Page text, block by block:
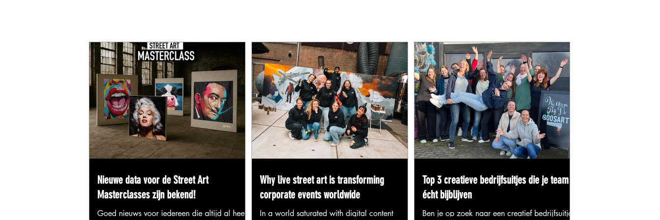
Nieuwe data voor de Street Art
Masterclasses zijn bekend!
Goed nieuws voor iedereen die altijd al heeft
Why live street art is transforming
corporate events worldwide
In a world saturated with digital content
Top 3 creatieve bedrijfsuitjes die je team
écht bijblijven
Ben je op zoek naar een creatief bedrijfsuitje